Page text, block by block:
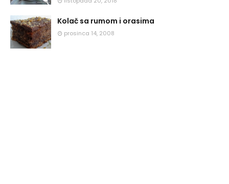
Kolač sa rumom i orasima
prosinca 14, 2008